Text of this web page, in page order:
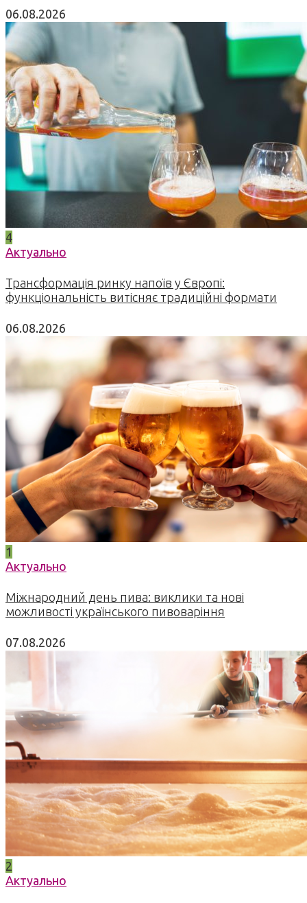
06.08.2026
4
Актуально
Трансформація ринку напоїв у Європі:
функціональність витісняє традиційні формати
06.08.2026
1
Актуально
Міжнародний день пива: виклики та нові
можливості українського пивоваріння
07.08.2026
2
Актуально